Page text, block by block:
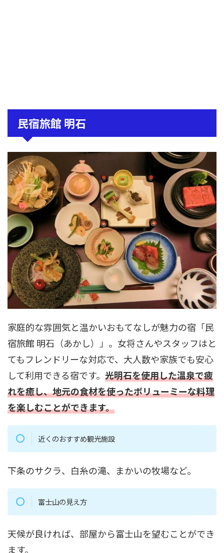
民宿旅館 明石
家庭的な雰囲気と温かいおもてなしが魅力の宿「民
宿旅館 明石（あかし）」。女将さんやスタッフはと
てもフレンドリーな対応で、大人数や家族でも安心
して利用できる宿です。 光明石を使用した温泉で疲
れを癒し、地元の食材を使ったボリューミーな料理
を楽しむことができます。
近くのおすすめ観光施設
下条のサクラ、白糸の滝、まかいの牧場など。
富士山の見え方
天候が良ければ、部屋から富士山を望むことができ
ます。